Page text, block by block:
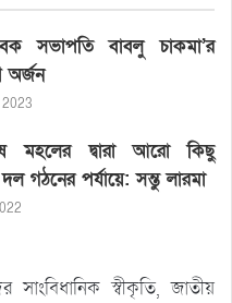
সভাপতি বাবলু চাকমা’র
অর্জন
মহলের দ্বারা আরো কিছু
গঠনের পর্যায়ে: সন্তু লারমা
সাংবিধানিক স্বীকৃতি, জাতীয়